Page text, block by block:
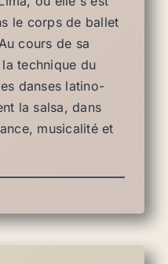
le corps de ballet
cours de sa
technique du
danses latino-
la salsa, dans
musicalité et